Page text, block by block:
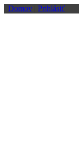
Domov | Prihlásiť